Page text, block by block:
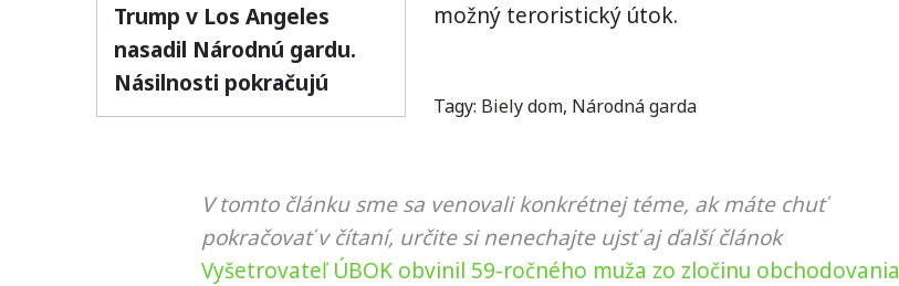
Trump v Los Angeles
nasadil Národnú gardu.
Násilnosti pokračujú
možný teroristický útok.
Tagy: Biely dom, Národná garda
V tomto článku sme sa venovali konkrétnej téme, ak máte chuť
pokračovať v čítaní, určite si nenechajte ujsť aj ďalší článok
Vyšetrovateľ ÚBOK obvinil 59-ročného muža zo zločinu obchodovania